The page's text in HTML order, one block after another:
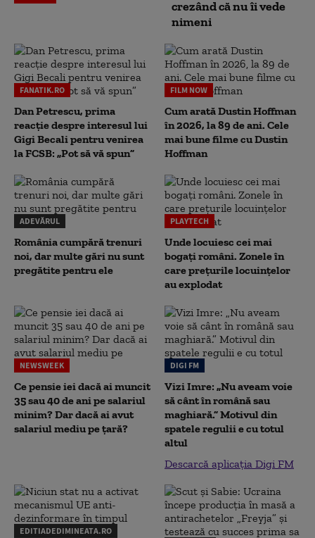
crezând că nu îi vede
nimeni
FANATIK.RO
Dan Petrescu, prima
reacție despre interesul lui
Gigi Becali pentru venirea
la FCSB: „Pot să vă spun”
FILM NOW
Cum arată Dustin Hoffman
în 2026, la 89 de ani. Cele
mai bune filme cu Dustin
Hoffman
ADEVĂRUL
România cumpără trenuri
noi, dar multe gări nu sunt
pregătite pentru ele
PLAYTECH
Unde locuiesc cei mai
bogați români. Zonele în
care prețurile locuințelor
au explodat
NEWSWEEK
Ce pensie iei dacă ai muncit
35 sau 40 de ani pe salariul
minim? Dar dacă ai avut
salariul mediu pe țară?
DIGI FM
Vizi Imre: „Nu aveam voie
să cânt în română sau
maghiară.” Motivul din
spatele regulii e cu totul
altul
Descarcă aplicația Digi FM
EDITIADEDIMINEATA.RO